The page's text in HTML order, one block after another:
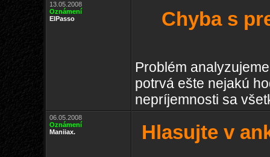
13.05.2008
Oznámení
ElPasso
Chyba s
Problém
potrvá ešte nejakú
nepríjemnosti sa
06.05.2008
Oznámení
Maniiax.
Hlasujte v